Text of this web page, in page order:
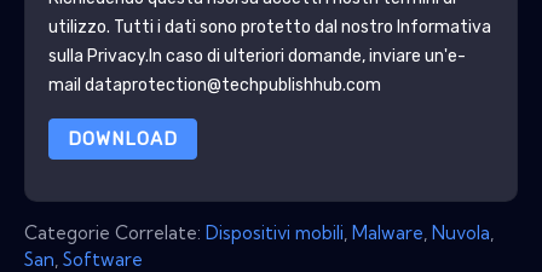
utilizzo. Tutti i dati sono protetto dal nostro Informativa
sulla Privacy.In caso di ulteriori domande, inviare un'e-
mail dataprotection@techpublishhub.com
DOWNLOAD
Categorie Correlate: Dispositivi mobili Malware Nuvola
San Software